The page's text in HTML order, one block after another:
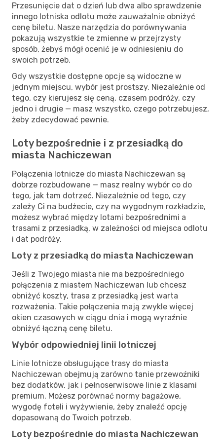
Przesunięcie dat o dzień lub dwa albo sprawdzenie
innego lotniska odlotu może zauważalnie obniżyć
cenę biletu. Nasze narzędzia do porównywania
pokazują wszystkie te zmienne w przejrzysty
sposób, żebyś mógł ocenić je w odniesieniu do
swoich potrzeb.
Gdy wszystkie dostępne opcje są widoczne w
jednym miejscu, wybór jest prostszy. Niezależnie od
tego, czy kierujesz się ceną, czasem podróży, czy
jedno i drugie — masz wszystko, czego potrzebujesz,
żeby zdecydować pewnie.
Loty bezpośrednie i z przesiadką do
miasta Nachiczewan
Połączenia lotnicze do miasta Nachiczewan są
dobrze rozbudowane — masz realny wybór co do
tego, jak tam dotrzeć. Niezależnie od tego, czy
zależy Ci na budżecie, czy na wygodnym rozkładzie,
możesz wybrać między lotami bezpośrednimi a
trasami z przesiadką, w zależności od miejsca odlotu
i dat podróży.
Loty z przesiadką do miasta Nachiczewan
Jeśli z Twojego miasta nie ma bezpośredniego
połączenia z miastem Nachiczewan lub chcesz
obniżyć koszty, trasa z przesiadką jest warta
rozważenia. Takie połączenia mają zwykle więcej
okien czasowych w ciągu dnia i mogą wyraźnie
obniżyć łączną cenę biletu.
Wybór odpowiedniej linii lotniczej
Linie lotnicze obsługujące trasy do miasta
Nachiczewan obejmują zarówno tanie przewoźniki
bez dodatków, jak i pełnoserwisowe linie z klasami
premium. Możesz porównać normy bagażowe,
wygodę foteli i wyżywienie, żeby znaleźć opcję
dopasowaną do Twoich potrzeb.
Loty bezpośrednie do miasta Nachiczewan